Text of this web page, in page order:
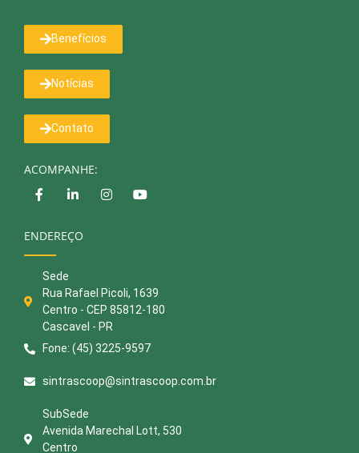
Benefícios
Notícias
Contato
ACOMPANHE:
ENDEREÇO
Sede
Rua Rafael Picoli, 1639
Centro - CEP 85812-180
Cascavel - PR
Fone: (45) 3225-9597
sintrascoop@sintrascoop.com.br
SubSede
Avenida Marechal Lott, 530
Centro